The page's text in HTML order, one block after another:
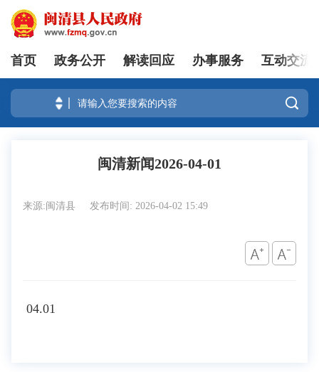
登录
首页 政务公开 解读回应 办事服务 互动交流

闽清新闻2026-04-01
来源:闽清县 发布时间: 2026-04-02 15:49
04.01